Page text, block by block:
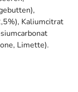
Kaliumcitrat
Limette).